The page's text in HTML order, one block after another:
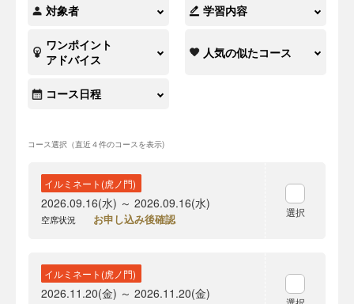
対象者 学習内容
ワンポイント
アドバイス
人気の似たコース
コース日程
コース選択（直近４件のコースを表示)
イルミネート(虎ノ門)
2026.09.16(水) ～ 2026.09.16(水)
空席状況 お申し込み後確認 選択
イルミネート(虎ノ門)
2026.11.20(金) ～ 2026.11.20(金)